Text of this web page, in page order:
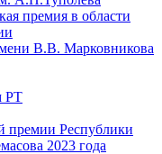
премия в области
В.В. Марковникова
РТ
премии Республики
2023 года